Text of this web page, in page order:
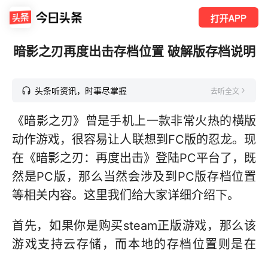
打开APP
暗影之刃再度出击存档位置 破解版存档说明
头条听资讯，时事尽掌握 去听全文
《暗影之刃》曾是手机上一款非常火热的横版
动作游戏，很容易让人联想到FC版的忍龙。现
在《暗影之刃：再度出击》登陆PC平台了，既
然是PC版，那么当然会涉及到PC版存档位置
等相关内容。这里我们给大家详细介绍下。
首先，如果你是购买steam正版游戏，那么该
游戏支持云存储，而本地的存档位置则是在